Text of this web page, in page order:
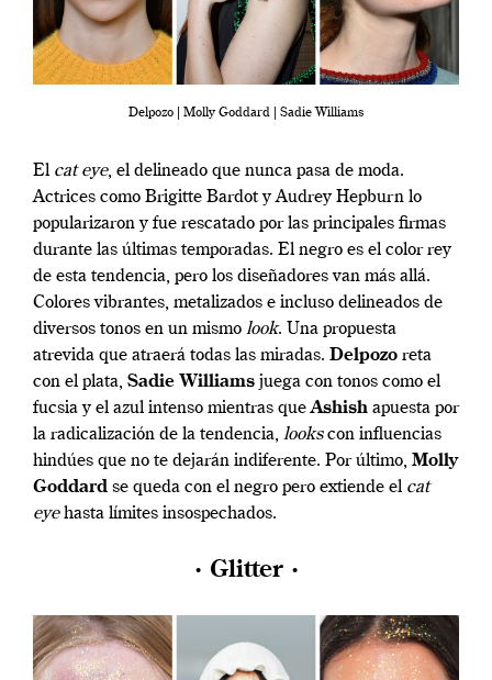
Delpozo | Molly Goddard | Sadie Williams
El cat eye, el delineado que nunca pasa de moda.
Actrices como Brigitte Bardot y Audrey Hepburn lo
popularizaron y fue rescatado por las principales firmas
durante las últimas temporadas. El negro es el color rey
de esta tendencia, pero los diseñadores van más allá.
Colores vibrantes, metalizados e incluso delineados de
diversos tonos en un mismo look. Una propuesta
atrevida que atraerá todas las miradas. Delpozo reta
con el plata, Sadie Williams juega con tonos como el
fucsia y el azul intenso mientras queAshish apuesta por
la radicalización de la tendencia, lookscon influencias
hindúes que no te dejarán indiferente. Por último, Molly
Goddard se queda con el negro pero extiende el cat
eyehasta límites insospechados.
· Glitter ·